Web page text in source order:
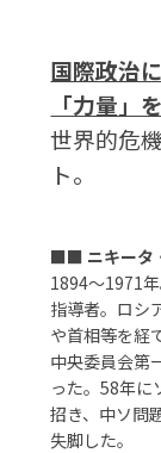
国際政治
「力量」
世界的危
ト。
■■ ニキータ
1894～1971
指導者。ロシ
や首相等を経
中央委員会第
った。58年に
招き、中ソ問
失脚した。